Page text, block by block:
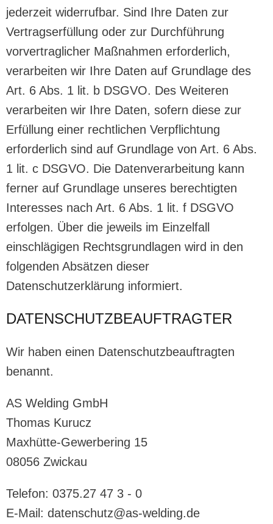
jederzeit widerrufbar. Sind Ihre Daten zur
Vertragserfüllung oder zur Durchführung
vorvertraglicher Maßnahmen erforderlich,
verarbeiten wir Ihre Daten auf Grundlage des
Art. 6 Abs. 1 lit. b DSGVO. Des Weiteren
verarbeiten wir Ihre Daten, sofern diese zur
Erfüllung einer rechtlichen Verpflichtung
erforderlich sind auf Grundlage von Art. 6 Abs.
1 lit. c DSGVO. Die Datenverarbeitung kann
ferner auf Grundlage unseres berechtigten
Interesses nach Art. 6 Abs. 1 lit. f DSGVO
erfolgen. Über die jeweils im Einzelfall
einschlägigen Rechtsgrundlagen wird in den
folgenden Absätzen dieser
Datenschutzerklärung informiert.
DATENSCHUTZ­BEAUFTRAGTER
Wir haben einen Datenschutzbeauftragten
benannt.
AS Welding GmbH
Thomas Kurucz
Maxhütte-Gewerbering 15
08056 Zwickau
Telefon: 0375.27 47 3 - 0
E-Mail: datenschutz@as-welding.de